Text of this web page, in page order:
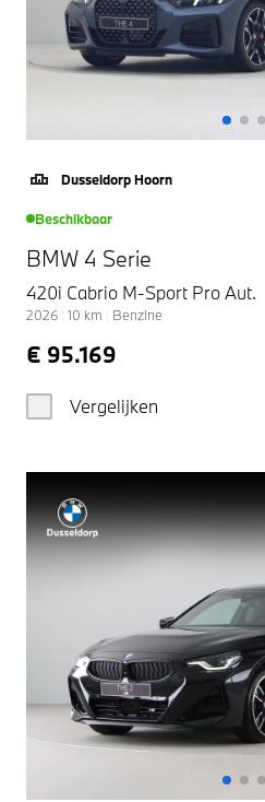
Dusseldorp Hoorn
Beschikbaar
BMW 4 Serie
420i Cabrio M-Sport Pro Aut.
2026 10 km Benzine
€ 95.169
Vergelijken